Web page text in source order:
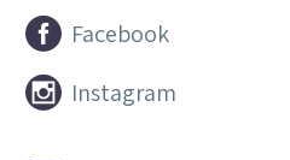

 Facebook

 Instagram